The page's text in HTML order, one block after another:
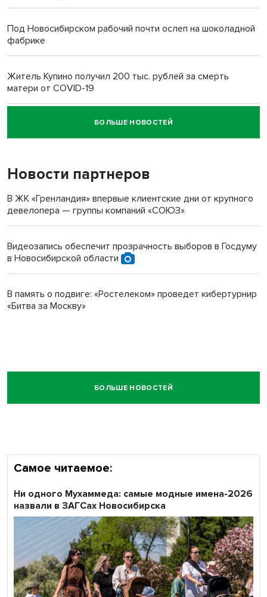
Под Новосибирском рабочий почти ослеп на шоколадной
фабрике
Житель Купино получил 200 тыс. рублей за смерть
матери от COVID-19
Новосибирский суд наказал водителя за смерть
пенсионерки на вокзале
БОЛЬШЕ НОВОСТЕЙ
Новости партнеров
В ЖК «Гренландия» впервые клиентские дни от крупного
девелопера — группы компаний «СОЮЗ»
Видеозапись обеспечит прозрачность выборов в Госдуму
в Новосибирской области
В память о подвиге: «Ростелеком» проведет кибертурнир
«Битва за Москву»
БОЛЬШЕ НОВОСТЕЙ
Самое читаемое:
Ни одного Мухаммеда: самые модные имена-2026
назвали в ЗАГСах Новосибирска